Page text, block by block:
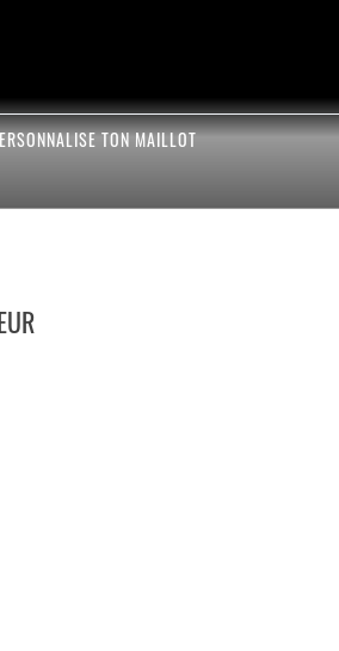
TON MAILLOT